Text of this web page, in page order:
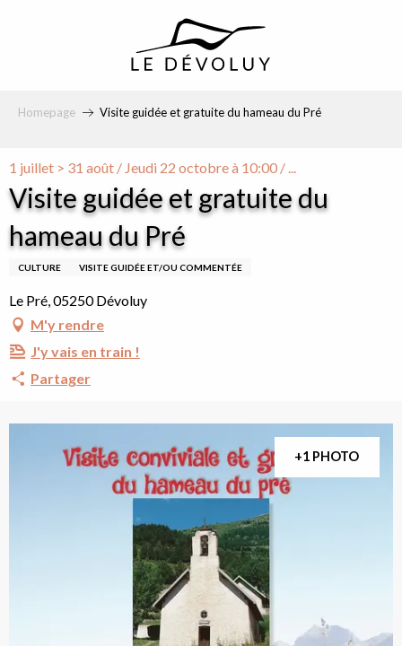
Homepage Visite guidée et gratuite du hameau du Pré
1 juillet > 31 août / Jeudi 22 octobre à 10:00 / ...
Visite guidée et gratuite du
hameau du Pré
CULTURE VISITE GUIDÉE ET/OU COMMENTÉE
Le Pré, 05250 Dévoluy
M'y rendre
J'y vais en train !
Partager
+1 PHOTO